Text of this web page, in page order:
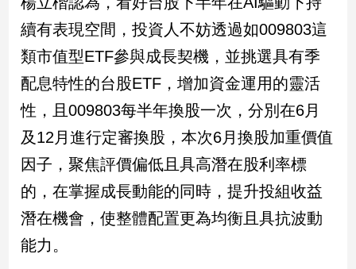
星
座/
命
理
消
費
健
康/
親
感
情
續有表現空間，投資人不妨透過如009803這
類市值型ETF參與成長契機，並挑選具有季
配息特性的台股ETF，增加資金運用的靈活
性，且009803每半年換股一次，分別在6月
及12月進行定審換股，本次6月換股加重價值
因子，聚焦評價偏低且具高潛在股利率標
的，在掌握成長動能的同時，提升投組收益
潛在機會，使整體配置更為均衡且具抗波動
能力。